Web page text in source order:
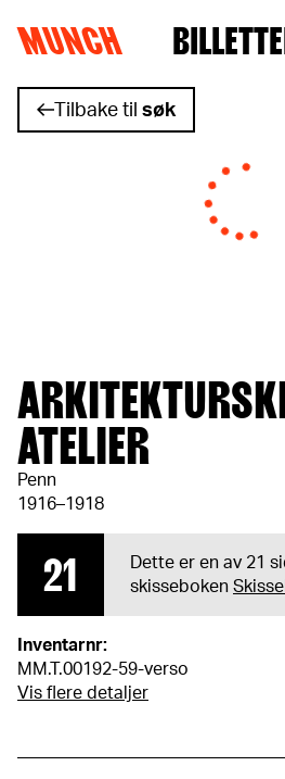
Hopp til innhold
MUNCH
Tilbake til søk
ATELIER
Penn
1916–1918
21
Dette er en av 21
skisseboken
Inventarnr:
MM.T.00192-59-verso
Vis flere detaljer